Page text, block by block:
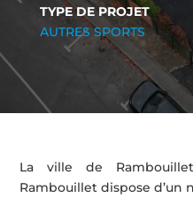
TYPE DE PROJET
AUTRES SPORTS
La ville de
Rambouillet dispose d’un